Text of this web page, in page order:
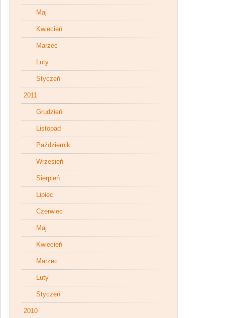
Maj
Kwiecień
Marzec
Luty
Styczeń
2011
Grudzień
Listopad
Październik
Wrzesień
Sierpień
Lipiec
Czerwiec
Maj
Kwiecień
Marzec
Luty
Styczeń
2010